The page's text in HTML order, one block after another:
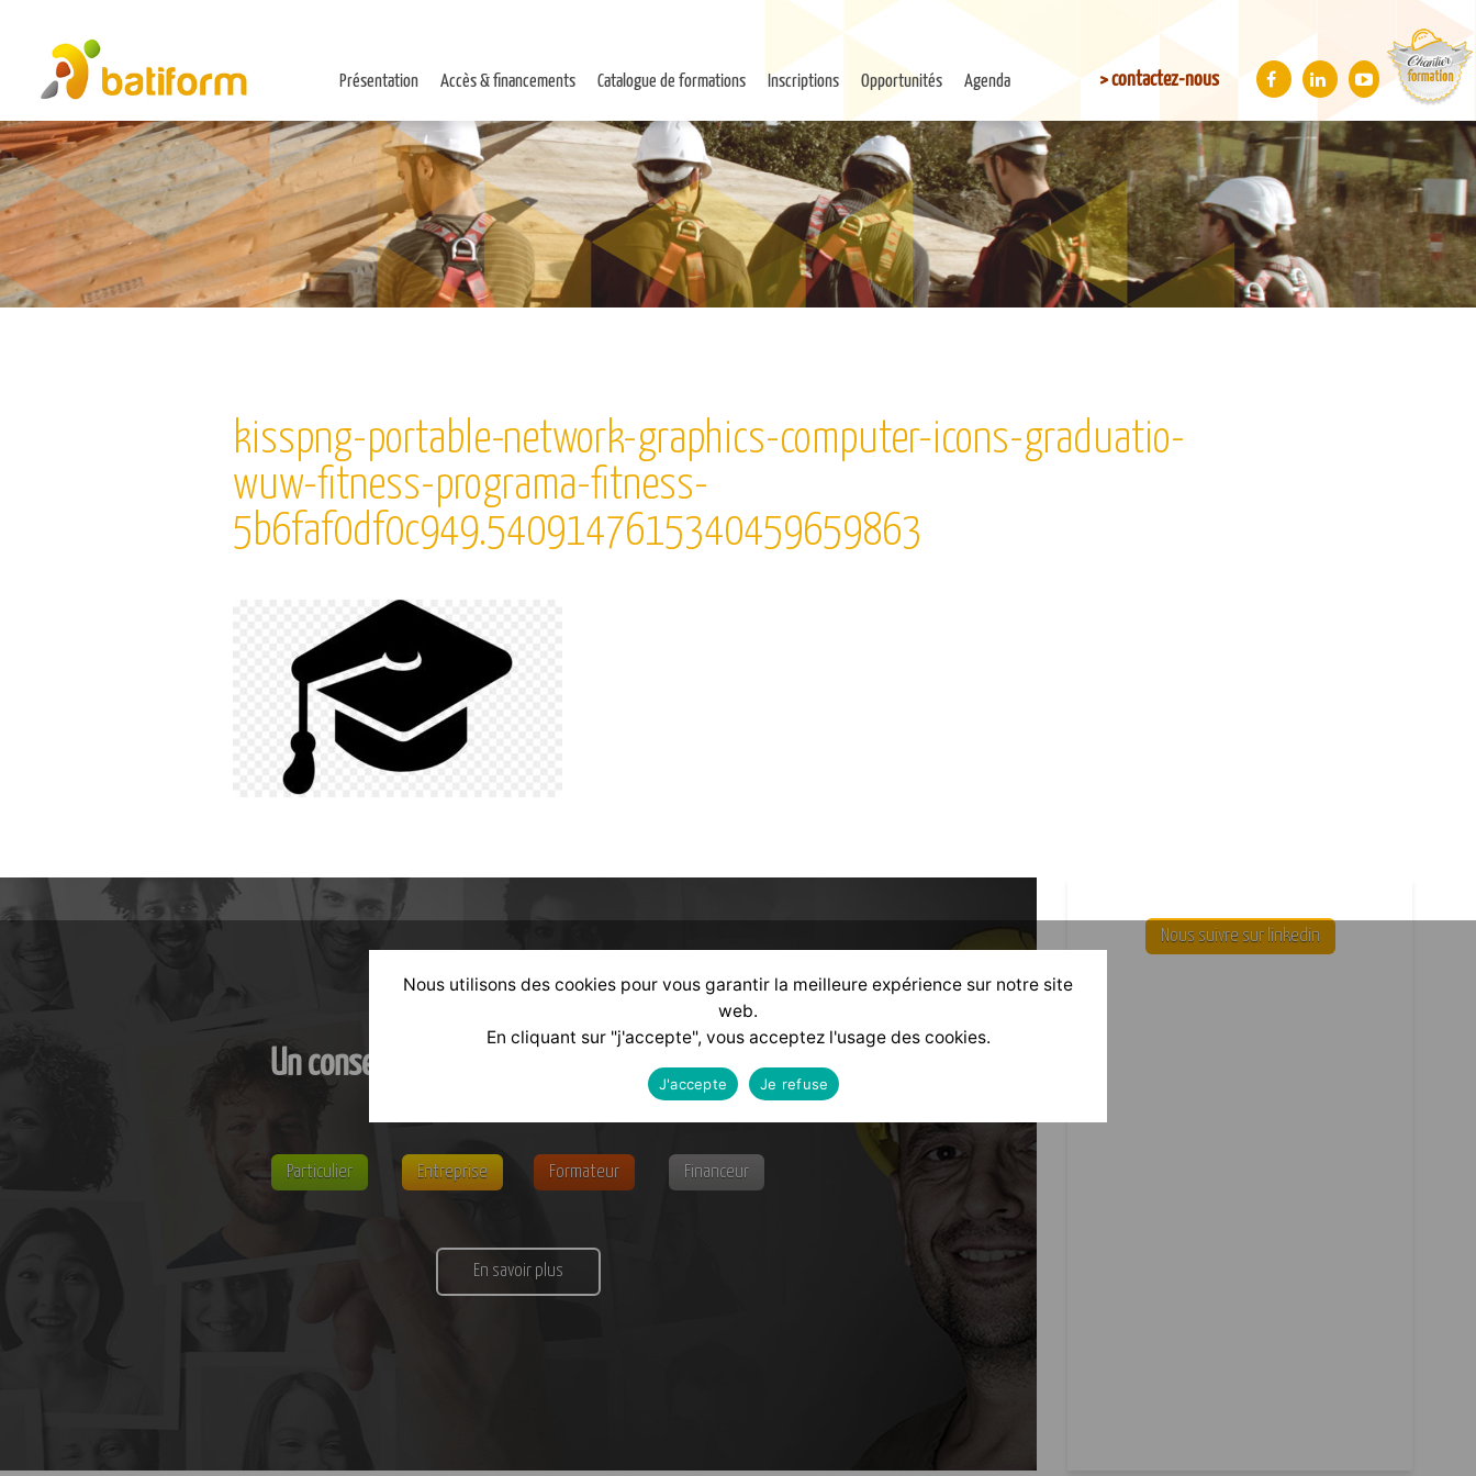
Présentation Accès & financements Catalogue de formations Inscriptions Opportunités Agenda > contactez-nous
kisspng-portable-network-graphics-computer-icons-graduatio-
wuw-fitness-programa-fitness-
5b6faf0df0c949.5409147615340459659863
Un conseil personnalisé selon votre profil :
Particulier Entreprise Formateur Financeur
En savoir plus
Nous suivre sur linkedin
Nous utilisons des cookies pour vous garantir la meilleure expérience sur notre site
web.
En cliquant sur "j'accepte", vous acceptez l'usage des cookies.
J'accepte Je refuse